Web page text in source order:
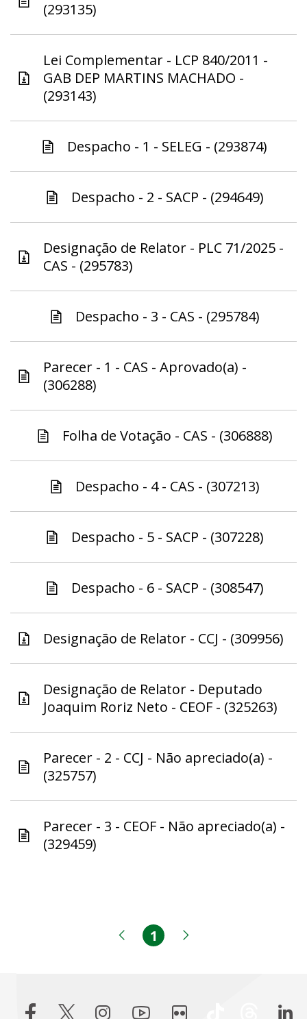
(293135)
Lei Complementar - LCP 840/2011 -
GAB DEP MARTINS MACHADO -
(293143)
Despacho - 1 - SELEG - (293874)
Despacho - 2 - SACP - (294649)
Designação de Relator - PLC 71/2025 -
CAS - (295783)
Despacho - 3 - CAS - (295784)
Parecer - 1 - CAS - Aprovado(a) -
(306288)
Folha de Votação - CAS - (306888)
Despacho - 4 - CAS - (307213)
Despacho - 5 - SACP - (307228)
Despacho - 6 - SACP - (308547)
Designação de Relator - CCJ - (309956)
Designação de Relator - Deputado
Joaquim Roriz Neto - CEOF - (325263)
Parecer - 2 - CCJ - Não apreciado(a) -
(325757)
Parecer - 3 - CEOF - Não apreciado(a) -
(329459)
Página anterior
Página
1